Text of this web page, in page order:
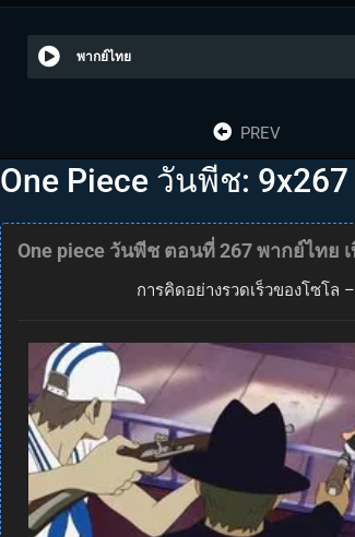
พากย์ไทย
PREV
One Piece วันพีช: 9x267
One piece วันพีช ตอนที่ 267 พากย์ไทย
การคิดอย่างรวดเร็วของโซโ